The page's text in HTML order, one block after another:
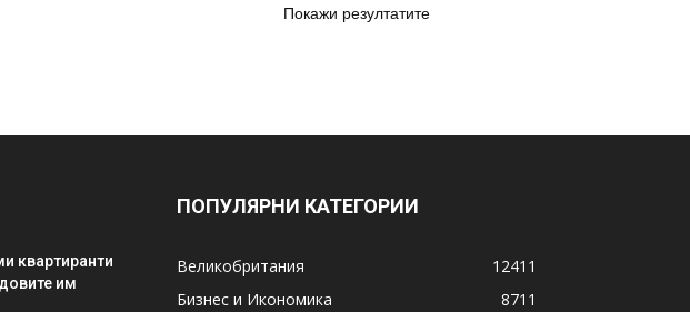
Покажи резултатите
квартиранти
им
ПОПУЛЯРНИ КАТЕГОРИИ
Великобритания
12411
Бизнес и Икономика
8711